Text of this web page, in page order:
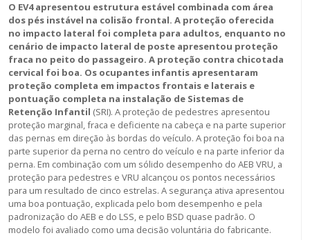
O EV4 apresentou estrutura estável combinada com área
dos pés instável na colisão frontal. A proteção oferecida
no impacto lateral foi completa para adultos, enquanto no
cenário de impacto lateral de poste apresentou proteção
fraca no peito do passageiro. A proteção contra chicotada
cervical foi boa. Os ocupantes infantis apresentaram
proteção completa em impactos frontais e laterais e
pontuação completa na instalação de Sistemas de
Retenção Infantil (SRI). A proteção de pedestres apresentou
proteção marginal, fraca e deficiente na cabeça e na parte superior
das pernas em direção às bordas do veículo. A proteção foi boa na
parte superior da perna no centro do veículo e na parte inferior da
perna. Em combinação com um sólido desempenho do AEB VRU, a
proteção para pedestres e VRU alcançou os pontos necessários
para um resultado de cinco estrelas. A segurança ativa apresentou
uma boa pontuação, explicada pelo bom desempenho e pela
padronização do AEB e do LSS, e pelo BSD quase padrão. O
modelo foi avaliado como uma decisão voluntária do fabricante.